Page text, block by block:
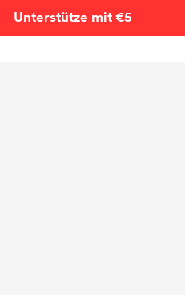
Unterstütze mit €5